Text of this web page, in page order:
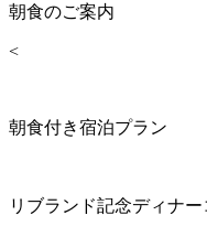
朝食のご案内
<
朝食付き宿泊プラン
リブランド記念ディナ